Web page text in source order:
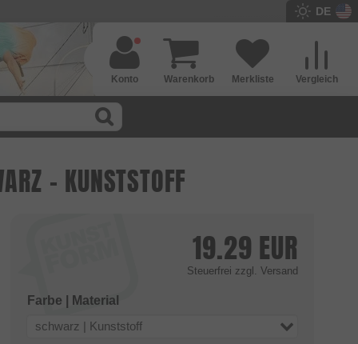
DE
Vergleich
Merkliste
Warenkorb
Konto
- KUNSTSTOFF
19.29 EUR
Steuerfrei zzgl. Versand
Farbe | Material
schwarz | Kunststoff